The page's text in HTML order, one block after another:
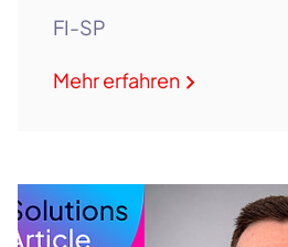
FI-SP
Mehr erfahren